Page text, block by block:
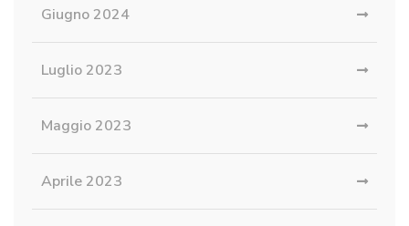
Giugno 2024
Luglio 2023
Maggio 2023
Aprile 2023